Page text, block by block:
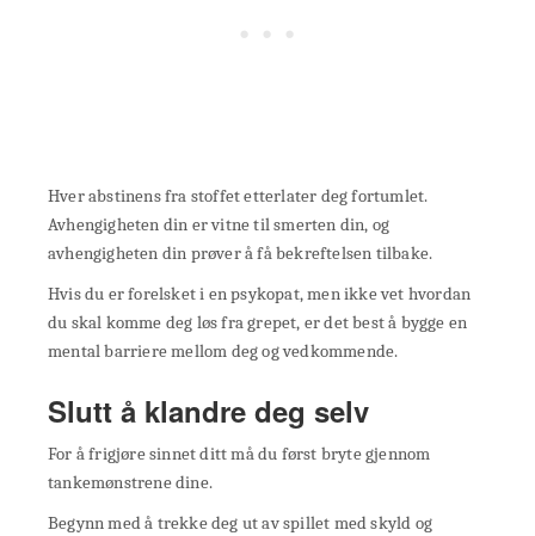
Hver abstinens fra stoffet etterlater deg fortumlet.
Avhengigheten din er vitne til smerten din, og
avhengigheten din prøver å få bekreftelsen tilbake.
Hvis du er forelsket i en psykopat, men ikke vet hvordan
du skal komme deg løs fra grepet, er det best å bygge en
mental barriere mellom deg og vedkommende.
Slutt å klandre deg selv
For å frigjøre sinnet ditt må du først bryte gjennom
tankemønstrene dine.
Begynn med å trekke deg ut av spillet med skyld og